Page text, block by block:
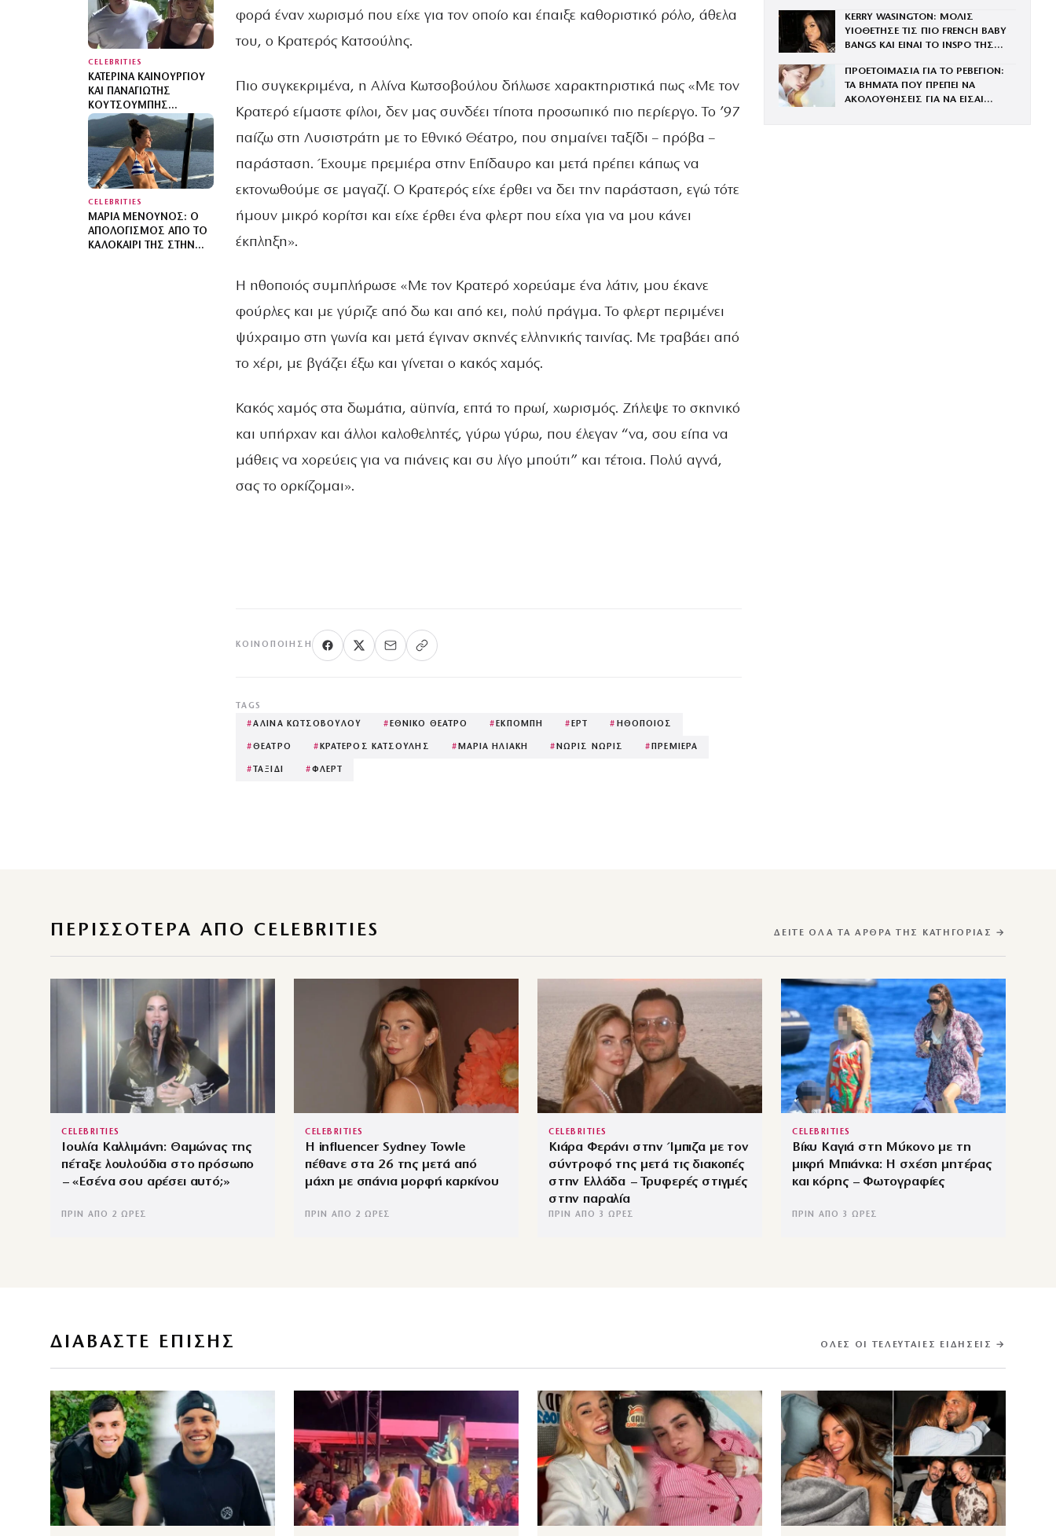
ΜΑΣ ΦΩΝΆΖΕΙ “ΌΧΙ”»
CELEBRITIES
ΚΑΤΕΡΊΝΑ ΚΑΙΝΟΎΡΓΙΟΥ
ΚΑΙ ΠΑΝΑΓΙΏΤΗΣ
ΚΟΥΤΣΟΥΜΠΉΣ
ΑΓΚΑΛΙΑΣΜΈΝΟΙ ΣΤΗ
ΜΎΚΟΝΟ
CELEBRITIES
ΜΑΡΊΑ ΜΕΝΟΎΝΟΣ: Ο
ΑΠΟΛΟΓΙΣΜΌΣ ΑΠΌ ΤΟ
ΚΑΛΟΚΑΊΡΙ ΤΗΣ ΣΤΗΝ
φορά έναν χωρισμό που είχε για τον οποίο και έπαιξε καθοριστικό ρόλο, άθελα
του, ο Κρατερός Κατσούλης.
Πιο συγκεκριμένα, η Αλίνα Κωτσοβούλου δήλωσε χαρακτηριστικά πως «Με τον
Κρατερό είμαστε φίλοι, δεν μας συνδέει τίποτα προσωπικό πιο περίεργο. Το ’97
παίζω στη Λυσιστράτη με το Εθνικό Θέατρο, που σημαίνει ταξίδι – πρόβα –
παράσταση. Έχουμε πρεμιέρα στην Επίδαυρο και μετά πρέπει κάπως να
εκτονωθούμε σε μαγαζί. Ο Κρατερός είχε έρθει να δει την παράσταση, εγώ τότε
ήμουν μικρό κορίτσι και είχε έρθει ένα φλερτ που είχα για να μου κάνει
έκπληξη».
Η ηθοποιός συμπλήρωσε «Με τον Κρατερό χορεύαμε ένα λάτιν, μου έκανε
φούρλες και με γύριζε από δω και από κει, πολύ πράγμα. Το φλερτ περιμένει
ψύχραιμο στη γωνία και μετά έγιναν σκηνές ελληνικής ταινίας. Με τραβάει από
το χέρι, με βγάζει έξω και γίνεται ο κακός χαμός.
Κακός χαμός στα δωμάτια, αϋπνία, επτά το πρωί, χωρισμός. Ζήλεψε το σκηνικό
και υπήρχαν και άλλοι καλοθελητές, γύρω γύρω, που έλεγαν “να, σου είπα να
μάθεις να χορεύεις για να πιάνεις και συ λίγο μπούτι” και τέτοια. Πολύ αγνά,
σας το ορκίζομαι».
ΚΟΙΝΟΠΟΊΗΣΗ
TAGS
#ΑΛΙΝΑ ΚΩΤΣΟΒΟΥΛΟΥ # ΕΘΝΙΚΟ ΘΕΑΤΡΟ # ΕΚΠΟΜΠΗ # ΕΡΤ # ΗΘΟΠΟΙΟΣ
#ΘΕΑΤΡΟ # ΚΡΑΤΕΡΟΣ ΚΑΤΣΟΥΛΗΣ # ΜΑΡΙΑ ΗΛΙΑΚΗ # ΝΩΡΙΣ ΝΩΡΙΣ # ΠΡΕΜΙΕΡΑ
# ΤΑΞΙΔΙ #ΦΛΕΡΤ
KERRY WASINGTON: ΜΟΛΙΣ
ΥΙΟΘΕΤΗΣΕ ΤΙΣ ΠΙΟ FRENCH BABY
BANGS ΚΑΙ ΕΙΝΑΙ ΤΟ INSPO ΤΗΣ
ΠΡΟΕΤΟΙΜΑΣΙΑ ΓΙΑ ΤΟ ΡΕΒΕΓΙΟΝ:
ΤΑ ΒΗΜΑΤΑ ΠΟΥ ΠΡΕΠΕΙ ΝΑ
ΑΚΟΛΟΥΘΗΣΕΙΣ ΓΙΑ ΝΑ ΕΙΣΑΙ
ΠΕΡΙΣΣΌΤΕΡΑ ΑΠΌ CELEBRITIES ΔΕΊΤΕ ΌΛΑ ΤΑ ΆΡΘΡΑ ΤΗΣ ΚΑΤΗΓΟΡΊΑΣ →
CELEBRITIES
Ιουλία Καλλιμάνη: Θαμώνας της
πέταξε λουλούδια στο πρόσωπο
– «Εσένα σου αρέσει αυτό;»
ΠΡΙΝ ΑΠΌ 2 ΏΡΕΣ
CELEBRITIES
Η influencer Sydney Towle
πέθανε στα 26 της μετά από
μάχη με σπάνια μορφή καρκίνου
ΠΡΙΝ ΑΠΌ 2 ΏΡΕΣ
CELEBRITIES
Κιάρα Φεράνι στην Ίμπιζα με τον
σύντροφό της μετά τις διακοπές
στην Ελλάδα – Τρυφερές στιγμές
στην παραλία
ΠΡΙΝ ΑΠΌ 3 ΏΡΕΣ
CELEBRITIES
Βίκυ Καγιά στη Μύκονο με τη
μικρή Μπιάνκα: Η σχέση μητέρας
και κόρης – Φωτογραφίες
ΠΡΙΝ ΑΠΌ 3 ΏΡΕΣ
ΔΙΑΒΑΣΤΕ ΕΠΙΣΗΣ ΌΛΕΣ ΟΙ ΤΕΛΕΥΤΑΊΕΣ ΕΙΔΉΣΕΙΣ →